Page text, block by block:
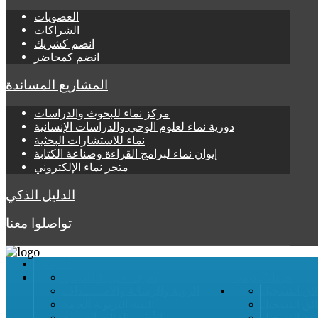
العضويات
الشراكات
انضم كشريك
انضم كمحاضر
المشاريع المساندة
مركز نماء للبحوث والدراسات
دورية نماء لعلوم الوحي والدراسات الإنسانية
نماء للاستشارات البحثية
إيوان نماء لبرامج القراءة وصناعة الكتابة
متجر نماء الإلكتروني
الدليل الذكي
تواصلوا معنا